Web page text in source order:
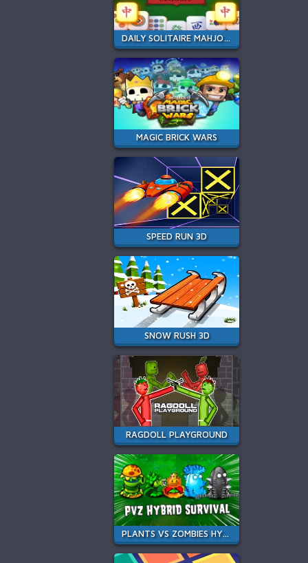
DAILY SOLITAIRE MAHJONG CLASSIC
MAGIC BRICK WARS
SPEED RUN 3D
SNOW RUSH 3D
RAGDOLL PLAYGROUND
PLANTS VS ZOMBIES HYBRIDS